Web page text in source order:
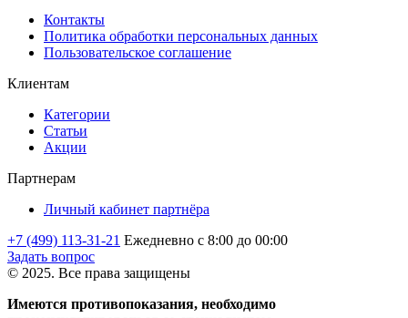
Контакты
Политика обработки персональных данных
Пользовательское соглашение
Клиентам
Категории
Статьи
Акции
Партнерам
Личный кабинет партнёра
+7 (499) 113-31-21 Ежедневно с 8:00 до 00:00
Задать вопрос
© 2025. Все права защищены
Имеются противопоказания, необходимо